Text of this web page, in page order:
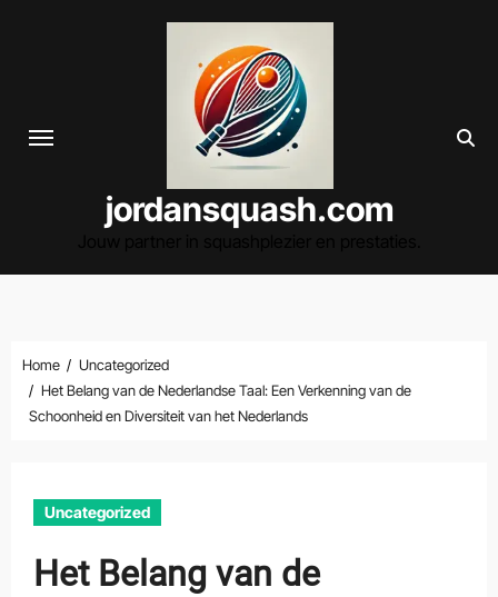
jordansquash.com
Home
Uncategorized
Het Belang van de Nederlandse Taal: Een Verkenning van de
Schoonheid en Diversiteit van het Nederlands
Uncategorized
Het Belang van de